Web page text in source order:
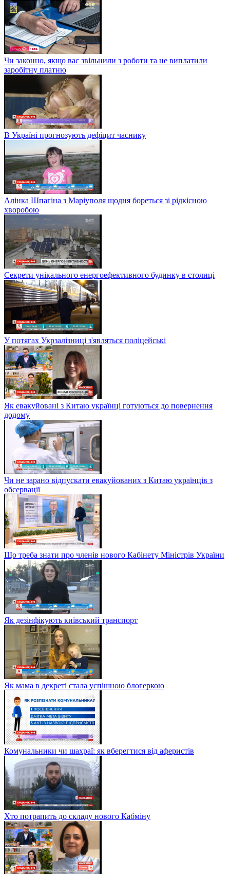
Чи законно, якщо вас звільнили з роботи та не виплатили
заробітну платню
В Україні прогнозують дефіцит часнику
Алінка Шпагіна з Маріуполя щодня бореться зі рідкісною
хворобою
Секрети унікального енергоефективного будинку в столиці
У потягах Укрзалізниці з'являться поліцейські
Як евакуйовані з Китаю українці готуються до повернення
додому
Чи не зарано відпускати евакуйованих з Китаю українців з
обсервації
Що треба знати про членів нового Кабінету Міністрів України
Як дезінфікують київський транспорт
Як мама в декреті стала успішною блогеркою
Комунальники чи шахраї: як вберегтися від аферистів
Хто потрапить до складу нового Кабміну